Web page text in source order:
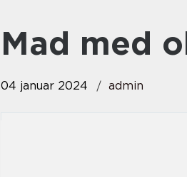
mad med
04 januar 2024 admin